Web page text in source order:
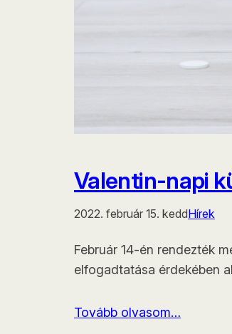
Valentin-napi
2022. február 15. keddHírek
Február 14-én rendezték
elfogadtatása érdekében
Tovább olvasom…